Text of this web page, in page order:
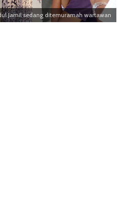
Jamil sedang ditemuramah wartawan